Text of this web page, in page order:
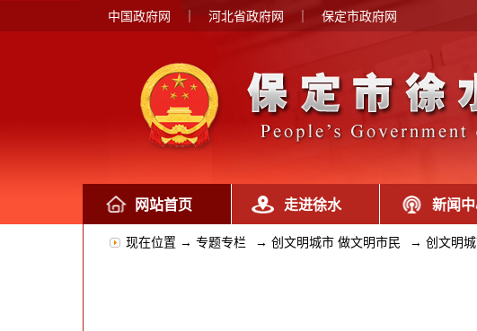
中国政府网 河北省政府网 保定市政府网
网站首页 走进徐水 新闻
现在位置 → 专题专栏 → 创文明城市 做文明市民 → 创文明